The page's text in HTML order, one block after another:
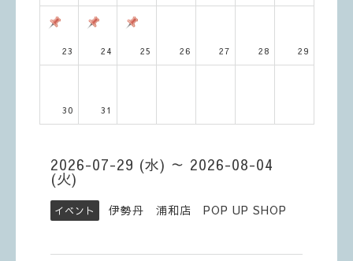
23 24 25 26 27 28 29
30 31
2026-07-29 (水) ～ 2026-08-04
(火)
イベント 伊勢丹 浦和店 POP UP SHOP